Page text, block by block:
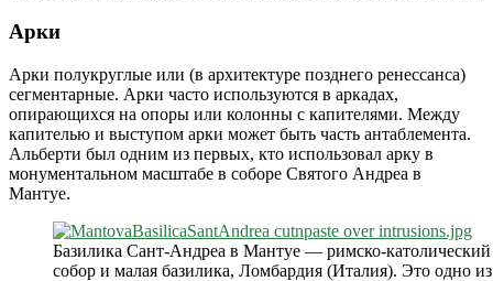
Арки
Арки полукруглые или (в архитектуре позднего ренессанса)
сегментарные. Арки часто используются в аркадах,
опирающихся на опоры или колонны с капителями. Между
капителью и выступом арки может быть часть антаблемента.
Альберти был одним из первых, кто использовал арку в
монументальном масштабе в соборе Святого Андреа в
Мантуе.
Базилика Сант-Андреа в Мантуе — римско-
собор и малая базилика, Ломбардия (Италия). Это одно